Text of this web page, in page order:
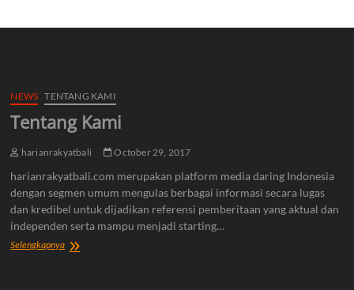
NEWS TENTANG KAMI
Tentang Kami
harianrakyatbali October 29, 2017
harianrakyatbali.com merupakan platform media daring Indonesia
dengan segmen umum mengulas berbagai informasi secara lugas
dan kredibel untuk dijadikan referensi pemberitaan yang aktual dan
independen serta mampu menjadi starting…
SelengkapnyaTentang